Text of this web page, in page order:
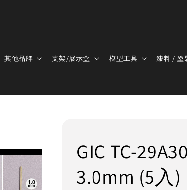
其他品牌 支架/展示盒 模型工具 漆料 / 塗
GIC TC-
3.0mm (5入)